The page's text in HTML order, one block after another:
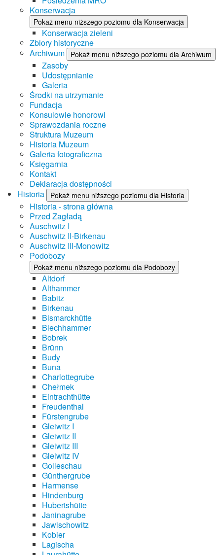
Konserwacja
Pokaż menu niższego poziomu dla Konserwacja
Konserwacja zieleni
Zbiory historyczne
Archiwum
Pokaż menu niższego poziomu dla Archiwum
Zasoby
Udostępnianie
Galeria
Środki na utrzymanie
Fundacja
Konsulowie honorowi
Sprawozdania roczne
Struktura Muzeum
Historia Muzeum
Galeria fotograficzna
Księgarnia
Kontakt
Deklaracja dostępności
Historia
Pokaż menu niższego poziomu dla Historia
Historia - strona główna
Przed Zagładą
Auschwitz I
Auschwitz II-Birkenau
Auschwitz III-Monowitz
Podobozy
Pokaż menu niższego poziomu dla Podobozy
Altdorf
Althammer
Babitz
Birkenau
Bismarckhütte
Blechhammer
Bobrek
Brünn
Budy
Buna
Charlottegrube
Chełmek
Eintrachthütte
Freudenthal
Fürstengrube
Gleiwitz I
Gleiwitz II
Gleiwitz III
Gleiwitz IV
Golleschau
Günthergrube
Harmense
Hindenburg
Hubertshütte
Janinagrube
Jawischowitz
Kobier
Lagischa